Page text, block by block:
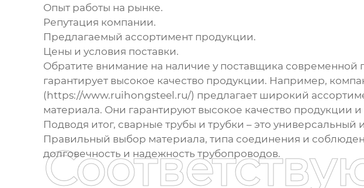
Опыт работы на рынке.
Репутация компании.
Предлагаемый ассортимент продукции.
Цены и условия поставки.
Обратите внимание на наличие у поставщика
гарантирует высокое качество продукции. Например,
(https://www.ruihongsteel.ru/) предлагает широкий
материала. Они гарантируют высокое качество продукции
Подводя итог, сварные трубы и трубки – это
Правильный выбор материала, типа соединения и
долговечность и надежность трубопроводов.